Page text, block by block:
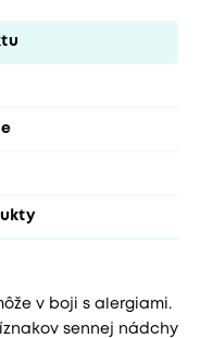
v boji s alergiami.
sennej nádchy